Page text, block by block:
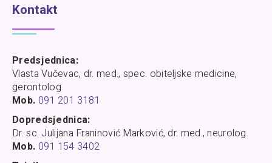
Kontakt
Predsjednica:
Vlasta Vučevac, dr. med., spec. obiteljske medicine,
gerontolog
Mob. 091 201 3181
Dopredsjednica:
Dr. sc. Julijana Franinović Marković, dr. med., neurolog
Mob. 091 154 3402